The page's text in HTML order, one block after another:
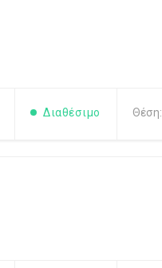
Διαθέσιμο Θέση: